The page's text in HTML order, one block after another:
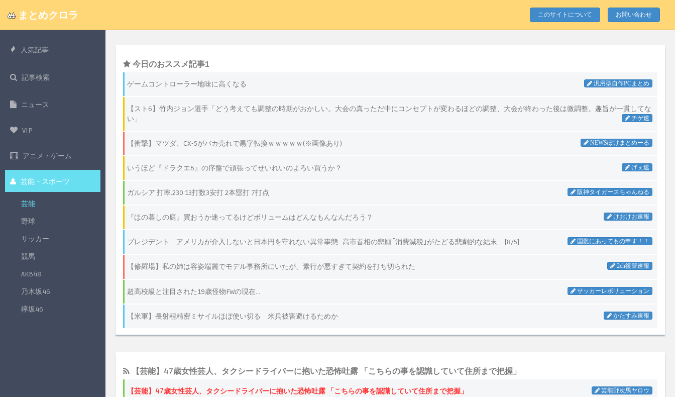
まとめクロラ このサイトについて お問い合わせ
人気記事
記事検索
ニュース
VIP
アニメ・ゲーム
芸能・スポーツ
芸能
野球
サッカー
競馬
AKB48
乃木坂46
欅坂46
【芸能】47歳女性芸人、タクシードライバーに抱いた恐怖吐露 「こちらの事を認識していて住所まで把握」
【芸能】47歳女性芸人、タクシードライバーに抱いた恐怖吐露 「こちらの事を認識していて住所まで把握」 芸能野次馬ヤロウ